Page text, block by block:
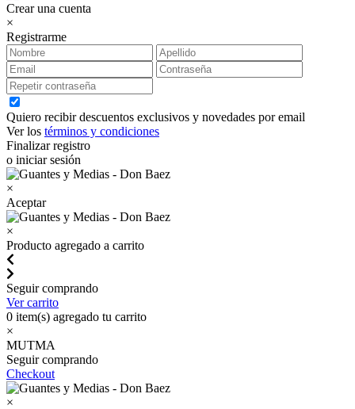
Crear una cuenta
×
Registrarme
Quiero recibir descuentos exclusivos y novedades por email
Ver los términos y condiciones
Finalizar registro
o iniciar sesión
×
Aceptar
×
Producto agregado a carrito
Seguir comprando
Ver carrito
0 item(s) agregado tu carrito
×
MUTMA
Seguir comprando
Checkout
×